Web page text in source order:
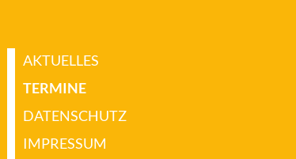
AKTUELLES
TERMINE
DATENSCHUTZ
IMPRESSUM